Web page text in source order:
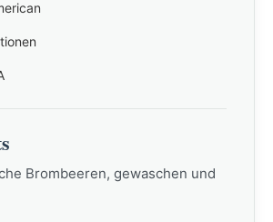
Brombeeren, gewaschen und